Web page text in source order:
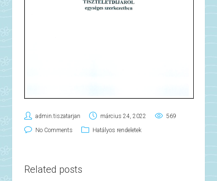
admin.tiszatarjan március 24, 2022 569
No Comments Hatályos rendeletek
Related posts